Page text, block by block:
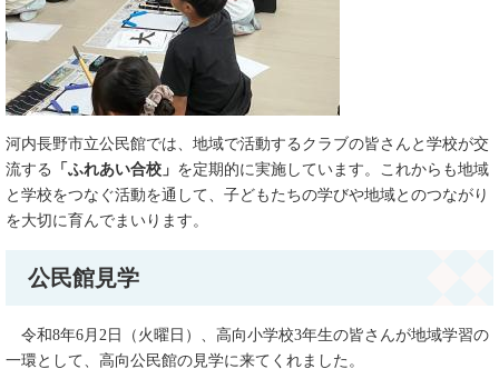
河内長野市立公民館では、地域で活動するクラブの皆さんと学校が交
流する
「ふれあい合校」 を定期的に実施しています。これからも地域
と学校をつなぐ活動を通して、子どもたちの学びや地域とのつながり
を大切に育んでまいります。
公民館見学
令和8年6月2日（火曜日）、高向小学校3年生の皆さんが地域学習の
一環として、高向公民館の見学に来てくれました。